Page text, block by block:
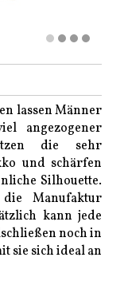
lassen Männer
angezogener
die sehr
und schärfen
Silhouette.
Manufaktur
kann jede
noch in
sie sich ideal an